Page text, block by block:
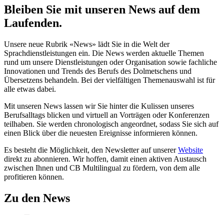
Bleiben Sie mit unseren News auf dem
Laufenden.
Unsere neue Rubrik «News» lädt Sie in die Welt der
Sprachdienstleistungen ein. Die News werden aktuelle Themen
rund um unsere Dienstleistungen oder Organisation sowie fachliche
Innovationen und Trends des Berufs des Dolmetschens und
Übersetzens behandeln. Bei der vielfältigen Themenauswahl ist für
alle etwas dabei.
Mit unseren News lassen wir Sie hinter die Kulissen unseres
Berufsalltags blicken und virtuell an Vorträgen oder Konferenzen
teilhaben. Sie werden chronologisch angeordnet, sodass Sie sich auf
einen Blick über die neuesten Ereignisse informieren können.
Es besteht die Möglichkeit, den Newsletter auf unsererWebsite
direkt zu abonnieren. Wir hoffen, damit einen aktiven Austausch
zwischen Ihnen und CB Multilingual zu fördern, von dem alle
profitieren können.
Zu den News